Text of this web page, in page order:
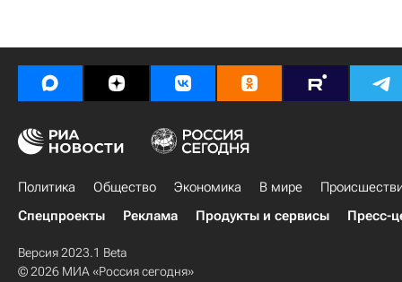
Политика Общество Экономика В мире
Спецпроекты
Реклама Продукты и сервисы Пресс-
Версия 2023.1 Beta
© 2026 МИА «Россия сегодня»